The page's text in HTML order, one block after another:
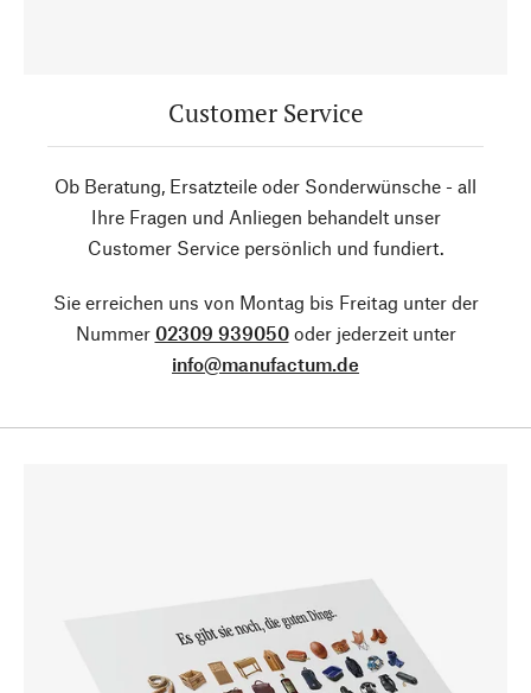
Customer Service
Ob Beratung, Ersatzteile oder Sonderwünsche - all
Ihre Fragen und Anliegen behandelt unser
Customer Service persönlich und fundiert.
Sie erreichen uns von Montag bis Freitag unter der
Nummer 02309 939050oder jederzeit unter
info@manufactum.de